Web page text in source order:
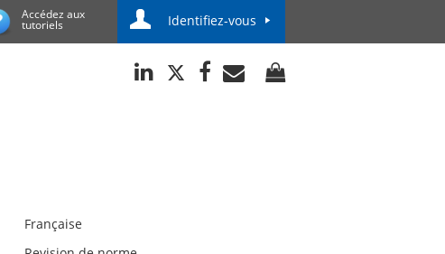
Accédez aux
tutoriels Identifiez-vous
Française